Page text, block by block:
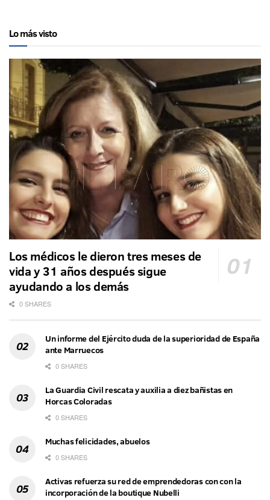
Lo más visto
Los médicos le dieron tres meses de
vida y 31 años después sigue
ayudando a los demás
0 SHARES
Un informe del Ejército duda de la superioridad de España
ante Marruecos
0 SHARES
La Guardia Civil rescata y auxilia a diez bañistas en
Horcas Coloradas
0 SHARES
Muchas felicidades, abuelos
0 SHARES
Activas refuerza su red de emprendedoras con con la
incorporación de la boutique Nubelli